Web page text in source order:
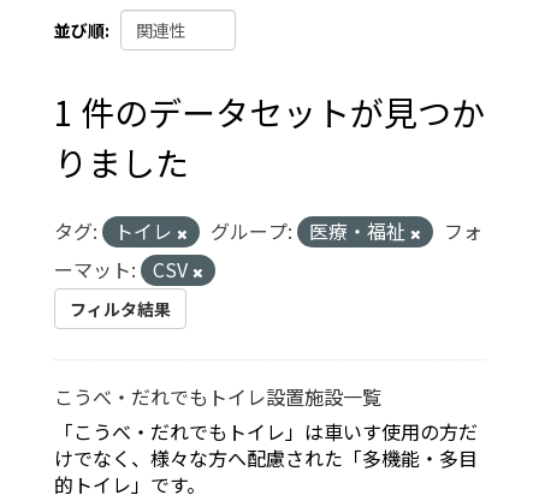
並び順
1 件のデータセットが見つか
りました
タグ: トイレ グループ: 医療・福祉
フォ
ーマット:
CSV
フィルタ結果
こうべ・だれでもトイレ設置施設一覧
「こうべ・だれでもトイレ」は車いす使用の方だ
けでなく、様々な方へ配慮された「多機能・多目
的トイレ」です。